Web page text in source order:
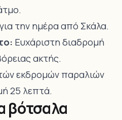
την ημέρα από Σκάλα.
Ευχάριστη διαδρομή
ακτής.
εκδρομών παραλιών
25 λεπτά.
βότσαλα